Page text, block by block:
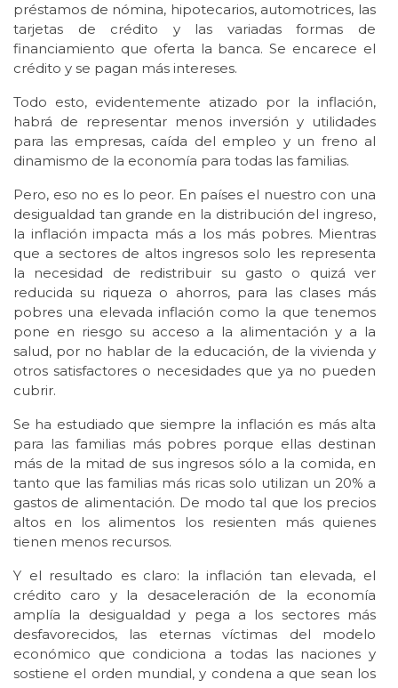
préstamos de nómina, hipotecarios, automotrices, las
tarjetas de crédito y las variadas formas de
financiamiento que oferta la banca. Se encarece el
crédito y se pagan más intereses.
Todo esto, evidentemente atizado por la inflación,
habrá de representar menos inversión y utilidades
para las empresas, caída del empleo y un freno al
dinamismo de la economía para todas las familias.
Pero, eso no es lo peor. En países el nuestro con una
desigualdad tan grande en la distribución del ingreso,
la inflación impacta más a los más pobres. Mientras
que a sectores de altos ingresos solo les representa
la necesidad de redistribuir su gasto o quizá ver
reducida su riqueza o ahorros, para las clases más
pobres una elevada inflación como la que tenemos
pone en riesgo su acceso a la alimentación y a la
salud, por no hablar de la educación, de la vivienda y
otros satisfactores o necesidades que ya no pueden
cubrir.
Se ha estudiado que siempre la inflación es más alta
para las familias más pobres porque ellas destinan
más de la mitad de sus ingresos sólo a la comida, en
tanto que las familias más ricas solo utilizan un 20% a
gastos de alimentación. De modo tal que los precios
altos en los alimentos los resienten más quienes
tienen menos recursos.
Y el resultado es claro: la inflación tan elevada, el
crédito caro y la desaceleración de la economía
amplía la desigualdad y pega a los sectores más
desfavorecidos, las eternas víctimas del modelo
económico que condiciona a todas las naciones y
sostiene el orden mundial, y condena a que sean los